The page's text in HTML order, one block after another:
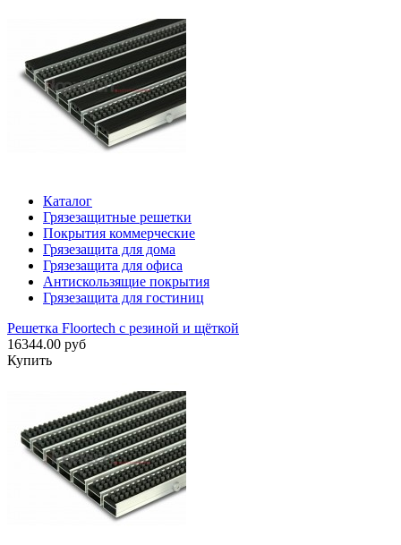
Каталог
Грязезащитные решетки
Покрытия коммерческие
Грязезащита для дома
Грязезащита для офиса
Антискользящие покрытия
Грязезащита для гостиниц
Решетка Floortech с резиной и щёткой
16344.00 руб
Купить